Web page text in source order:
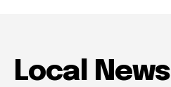
Local News